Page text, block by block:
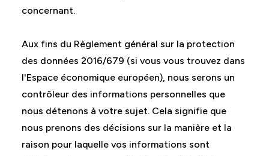
concernant.
Aux fins du Règlement général sur la protection
des données 2016/679 (si vous vous trouvez dans
l'Espace économique européen), nous serons un
contrôleur des informations personnelles que
nous détenons à votre sujet. Cela signifie que
nous prenons des décisions sur la manière et la
raison pour laquelle vos informations sont